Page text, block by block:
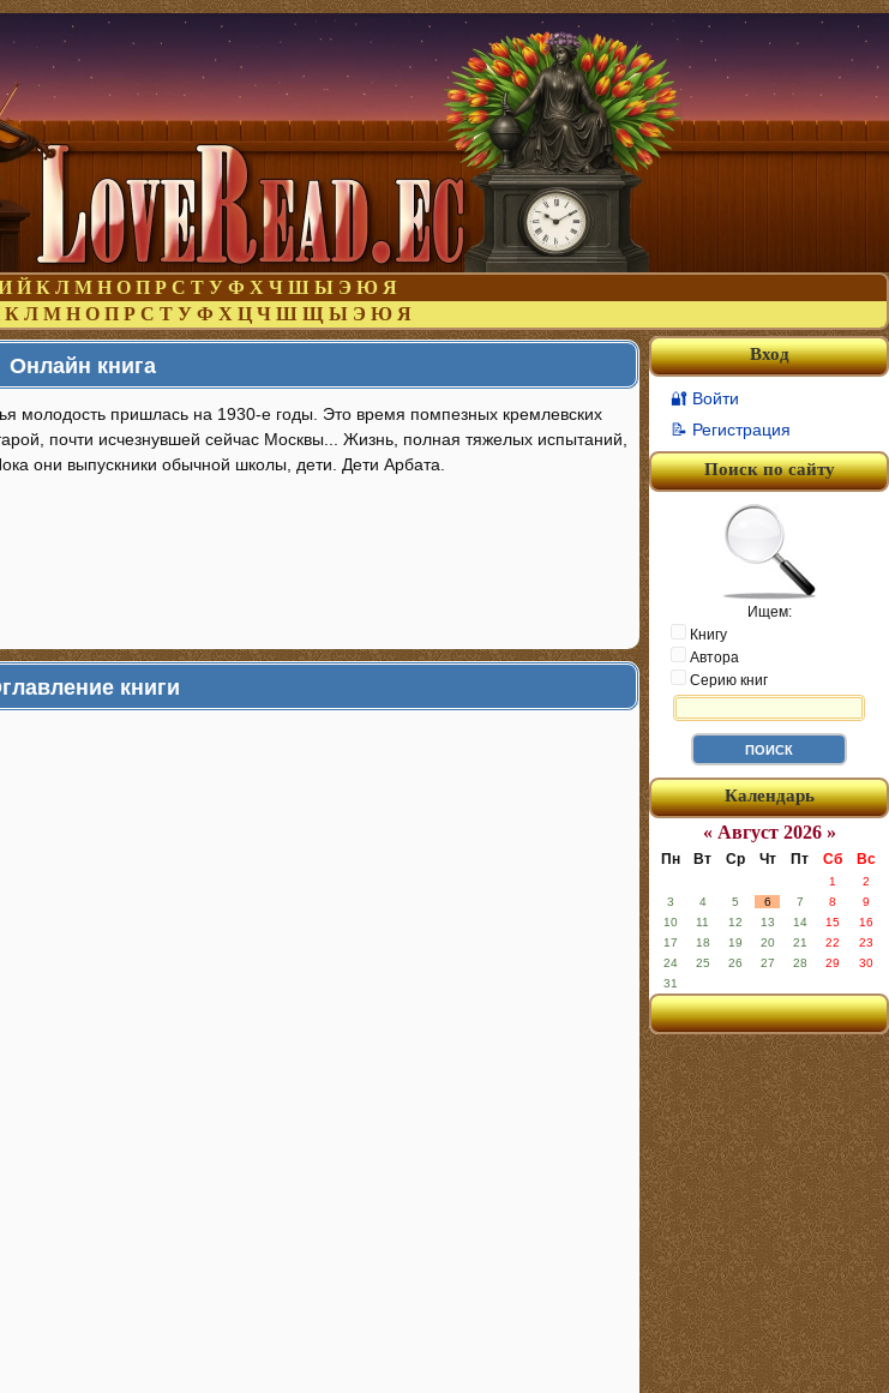
Й К Л М Н О П Р С Т У Ф Х Ч Ш Ы Э Ю Я
К Л М Н О П Р С Т У Ф Х Ц Ч Ш Щ Ы Э Ю Я
Онлайн книга
молодость пришлась на 1930-е годы. Это время помпезных кремлевских
почти исчезнувшей сейчас Москвы... Жизнь, полная тяжелых испытаний,
они выпускники обычной школы, дети. Дети Арбата.
книги
Вход
🔐 Войти
📝 Регистрация
Поиск по сайту
Ищем:
Книгу
Автора
Серию книг
Календарь
« Август 2026 »
Пн Вт Ср Чт Пт Сб Вс
1
2
3
4 5 6 7 8
9
10
11 12 13 14 15
16
17
18 19 20 21 22
23
24
25 26 27 28 29
30
31